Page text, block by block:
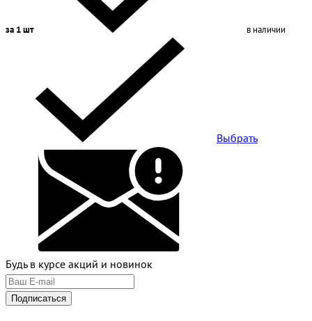
за 1 шт в наличии
Выбрать
Будь в курсе акций и новинок
Подписаться